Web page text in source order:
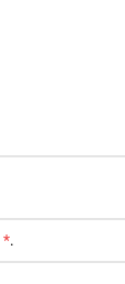
*.